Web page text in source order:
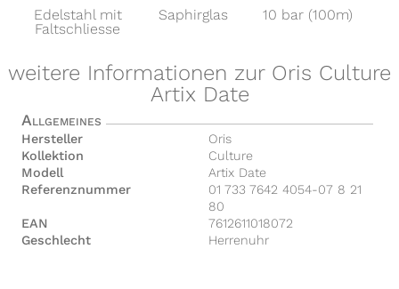
Edelstahl mit
Faltschliesse
Saphirglas 10 bar (100m)
weitere Informationen zur Oris Culture
Artix Date
Allgemeines
Hersteller
Oris
Kollektion
Culture
Modell
Artix Date
Referenznummer
01 733 7642 4054-07 8 21
80
EAN
7612611018072
Geschlecht
Herrenuhr